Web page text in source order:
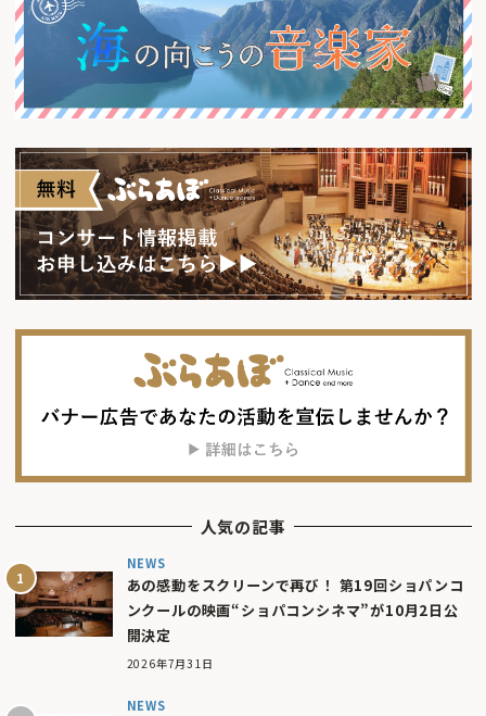
人気の記事
NEWS
あの感動をスクリーンで再び！ 第19回ショパンコ
ンクールの映画“ショパコンシネマ”が10月2日公
開決定
2026年7月31日
NEWS